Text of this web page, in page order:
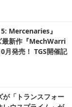
Mercenaries』
最新作『MechWarri
月発売！ TGS開催記
が「トランスフォー